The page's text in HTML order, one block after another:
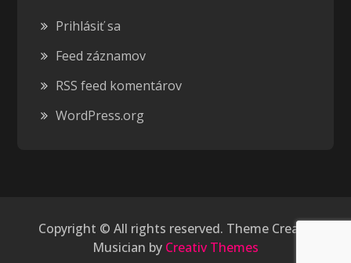
Prihlásiť sa
Feed záznamov
RSS feed komentárov
WordPress.org
Copyright © All rights reserved. Theme Creativ
Musician by Creativ Themes